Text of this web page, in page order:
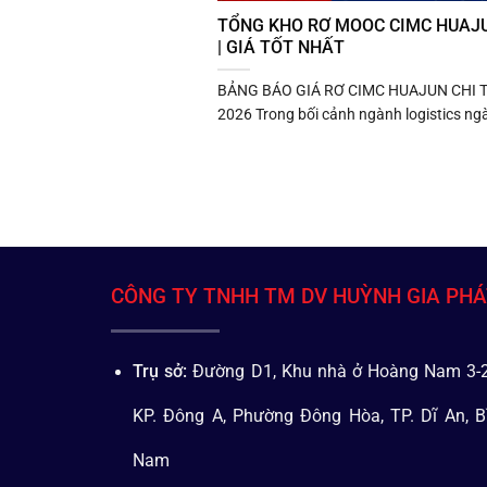
TỔNG KHO RƠ MOOC CIMC
| GIÁ TỐT NHẤT
BẢNG BÁO GIÁ RƠ CIMC HUAJUN CHI
2026 Trong bối cảnh ngành logistics
CÔNG TY TNHH TM DV HUỲNH GIA
Trụ sở: Đường D1, Khu nhà ở Hoàng Nam 3-
KP. Đông A, Phường Đông Hòa, TP. Dĩ An,
Nam